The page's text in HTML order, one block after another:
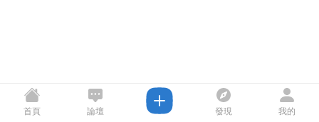
首頁 論壇 發現 我的